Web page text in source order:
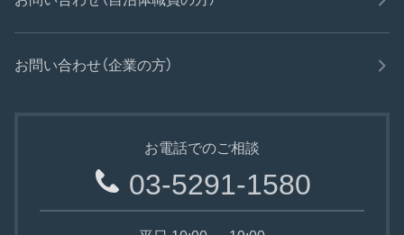
お問い合わせ（企業の方）
お電話でのご相談
03-5291-1580